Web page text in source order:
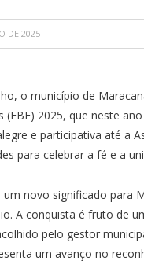
DE 2025
o município de
(EBF) 2025, que neste
e participativa até a
para celebrar a fé e a
um novo significado para
A conquista é fruto de
pelo gestor
um avanço no